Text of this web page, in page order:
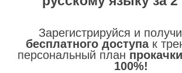
Зарегистрируйся и получи
бесплатного доступак
персональный план
100%!